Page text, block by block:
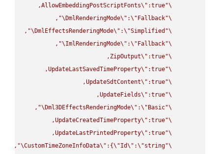
\"
AllowEmbeddingPostScriptFonts\"
\"
DmlRenderingMode\" :\" Fallback
\"
\"
DmlEffectsRenderingMode\" :\"Simplified
\"
\"
ImlRenderingMode\" :\" Fallback
\"
\"
ZipOutput\"
\"
UpdateLastSavedTimeProperty\"
\"
UpdateSdtContent\"
\"
UpdateFields\"
\"
Dml3DEffectsRenderingMode\" :\" Basic
\"
\"
UpdateCreatedTimeProperty\"
\"
UpdateLastPrintedProperty\"
\"
CustomTimeZoneInfoData\" :{\"Id\" :\"string
\"